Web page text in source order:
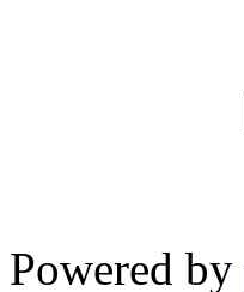
Powered by